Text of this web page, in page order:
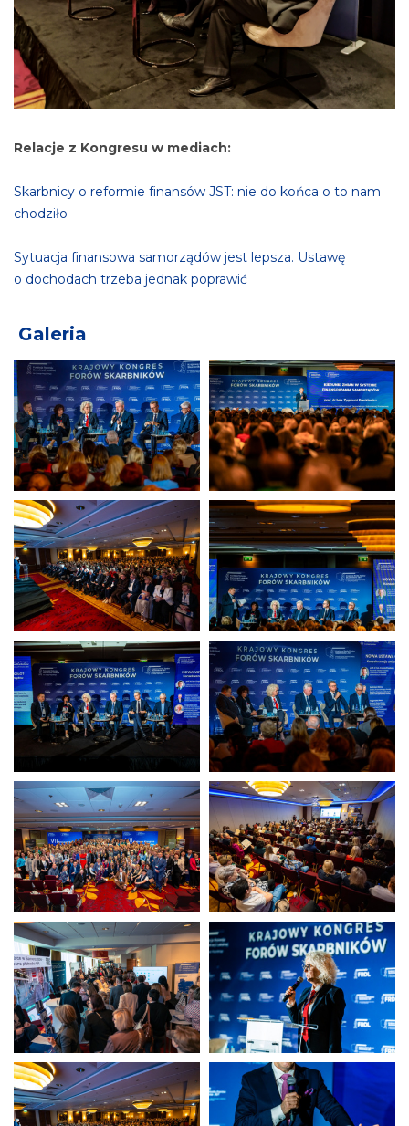
Relacje z Kongresu w mediach:
Skarbnicy o reformie finansów JST: nie do końca o to nam
chodziło
Sytuacja finansowa samorządów jest lepsza. Ustawę
o dochodach trzeba jednak poprawić
Galeria